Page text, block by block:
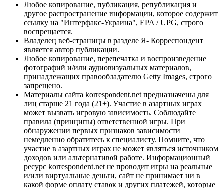
Любое копирование, публикация, републикация и
другое распространение информации, которое содержит
ссылку на "Интерфакс-Украина", EPA / UPG, строго
воспрещается.
Владелец веб-страницы в разделе Я- Корреспондент
является автор публикации.
Любое копирование, перепечатка и воспроизведение
фотографий и/или аудиовизуальных материалов,
принадлежащих правообладателю Getty Images, строго
запрещено.
Материалы сайта korrespondent.net предназначены для
лиц старше 21 года (21+). Участие в азартных играх
может вызвать игровую зависимость. Соблюдайте
правила (принципы) ответственной игры. При
обнаружении первых признаков зависимости
немедленно обратитесь к специалисту. Помните, что
участие в азартных играх не может являться источником
доходов или альтернативой работе. Информационный
ресурс korrespondent.net не проводит игры на реальные
и/или виртуальные деньги, сайт не принимает ни в
какой форме оплату ставок и других платежей, которые